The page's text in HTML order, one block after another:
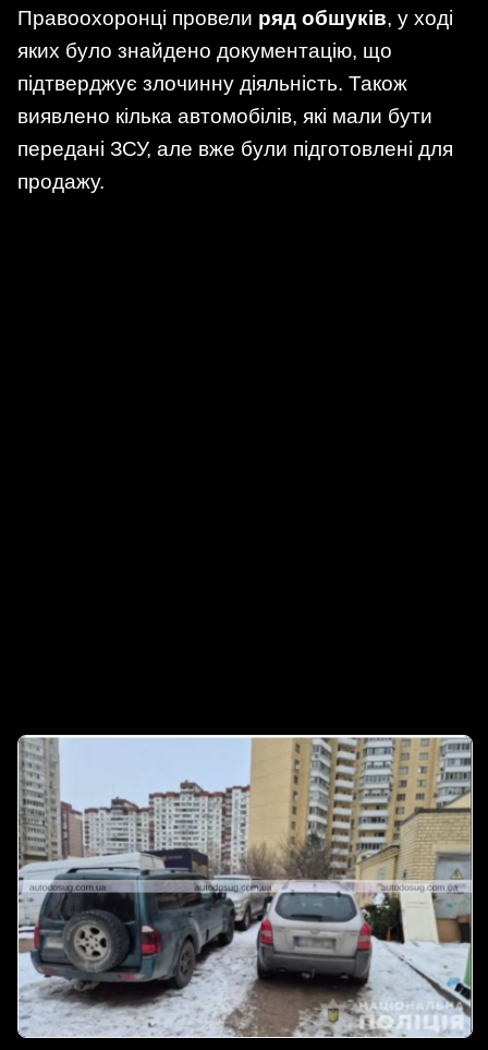
Правоохоронці провели ряд обшуків, у ході
яких було знайдено документацію, що
підтверджує злочинну діяльність. Також
виявлено кілька автомобілів, які мали бути
передані ЗСУ, але вже були підготовлені для
продажу.